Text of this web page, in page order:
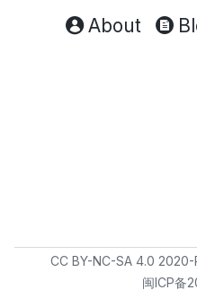
About
CC BY-NC-SA 4.0 2020-
闽ICP备